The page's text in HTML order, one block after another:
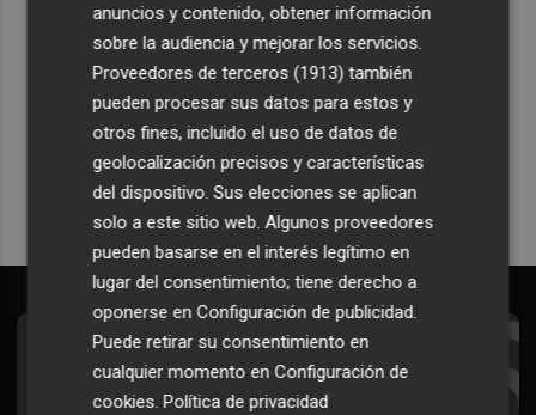
Recibe toda la actualidad de
Plaza Podcast en tu correo
Quiero suscribirme
Suscríbete al Boletín
Todos los días a primera hora en tu email
anuncios y contenido, obtener información
sobre la audiencia y mejorar los servicios.
Proveedores de terceros (1913) también
pueden procesar sus datos para estos y
otros fines, incluido el uso de datos de
geolocalización precisos y características
del dispositivo. Sus elecciones se aplican
solo a este sitio web. Algunos proveedores
pueden basarse en el interés legítimo en
lugar del consentimiento; tiene derecho a
oponerse enConfiguración de publicidad
Puede retirar su consentimiento en
cualquier momento enConfiguración de
cookies .Política de privacidad